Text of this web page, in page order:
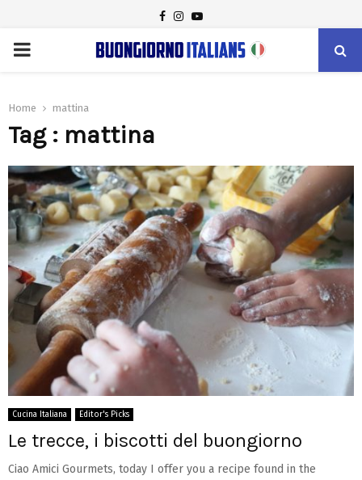
FACEBOOK
INSTAGRAM
YOUTUBE
PRIMARY
Home mattina
Tag : mattina
Cucina Italiana Editor's Picks
Le trecce, i biscotti del buongiorno
Ciao Amici Gourmets, today I offer you a recipe found in the